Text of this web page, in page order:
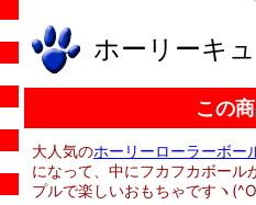
ホーリーキ
この
大人気のホーリーローラーボー
になって、中にフカフカボール
プルで楽しいおもちゃですヽ